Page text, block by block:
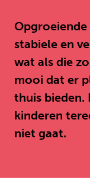
Opgroeiende
stabiele en
wat als die
mooi dat er
thuis bieden.
kinderen
niet gaat.